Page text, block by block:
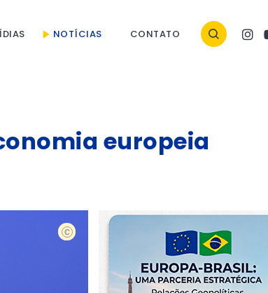
NOTÍCIAS CONTATO
europeia
shutterstock